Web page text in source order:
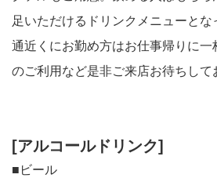
足いただけるドリンクメニューと
通近くにお勤め方はお仕事帰りに
のご利用など是非ご来店お待ちして
[アルコールドリンク]
■ビール